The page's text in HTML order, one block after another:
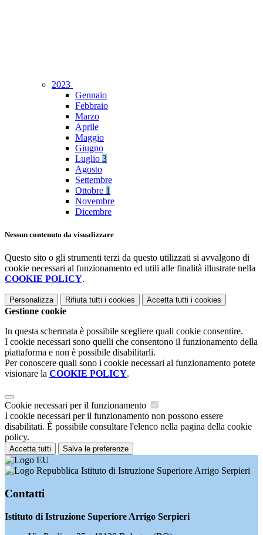
2023
Gennaio
Febbraio
Marzo
Aprile
Maggio
Giugno
Luglio 3
Agosto
Settembre
Ottobre 1
Novembre
Dicembre
Nessun contenuto da visualizzare
Questo sito o gli strumenti terzi da questo utilizzati si avvalgono di
cookie necessari al funzionamento ed utili alle finalità illustrate nella
COOKIE POLICY.
Personalizza Rifiuta tutti i cookies Accetta tutti i cookies
Gestione cookie
In questa schermata è possibile scegliere quali cookie consentire.
I cookie necessari sono quelli che consentono il funzionamento della
piattaforma e non è possibile disabilitarli.
Per conoscere quali sono i cookie necessari al funzionamento potete
visionare la COOKIE POLICY.
Cookie necessari per il funzionamento
I cookie necessari per il funzionamento non possono essere
disabilitati. È possibile consultare l'elenco nella pagina della cookie
policy.
Accetta tutti Salva le preferenze
Istituto di Istruzione Superiore Arrigo Serpieri
Contatti
Istituto di Istruzione Superiore Arrigo Serpieri